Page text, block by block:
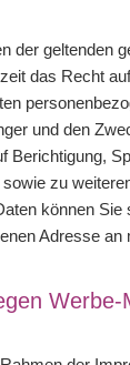
der geltenden
das Recht
und den
Berichtigung,
zu
können
Adresse an
Werbe-